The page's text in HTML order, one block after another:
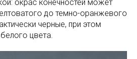
окрас конечностей может
до темно-оранжевого
черные, при этом
цвета.